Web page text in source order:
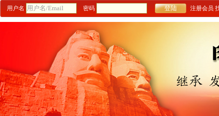
用户名 密码 注册会员